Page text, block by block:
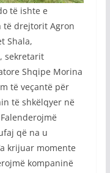
të ishte e
drejtorit Agron
Shala,
sekretarit
Shqipe Morina
të veçantë për
të shkëlqyer në
që na u
krijuar momente
kompaninë